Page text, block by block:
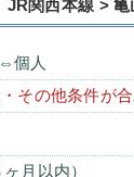
関西本線 > 亀
個人
その他条件が
月以内）